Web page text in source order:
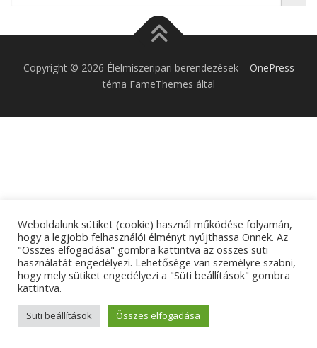
Copyright © 2026 Élelmiszeripari berendezések – OnePress
téma FameThemes által
Weboldalunk sütiket (cookie) használ működése folyamán,
hogy a legjobb felhasználói élményt nyújthassa Önnek. Az
"Összes elfogadása" gombra kattintva az összes süti
használatát engedélyezi. Lehetősége van személyre szabni,
hogy mely sütiket engedélyezi a "Süti beállítások" gombra
kattintva.
Süti beállítások Összes elfogadása